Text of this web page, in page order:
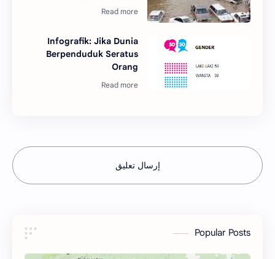
Infografik: Jika Dunia
Berpenduduk Seratus
Orang
إرسال تعليق
Popular Posts